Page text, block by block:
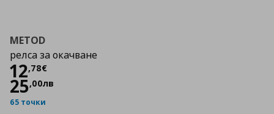
METOD
релса за окачване
12,78€
Цена
25,00лв
65 точки